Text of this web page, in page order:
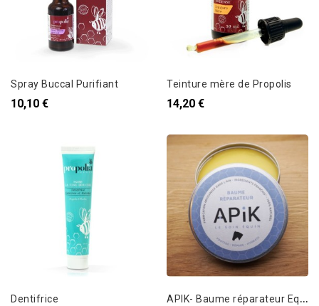
Spray Buccal Purifiant
10,10 €
Teinture mère de Propolis
14,20 €
Dentifrice A
PIK- Baume réparateur Equin - 150ml